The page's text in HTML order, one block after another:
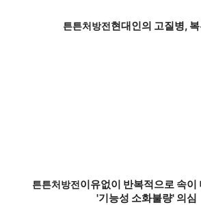
튼튼처방전현대인의 고질병,
튼튼처방전이유없이 반복적으로 속이
'기능성 소화불량' 의심